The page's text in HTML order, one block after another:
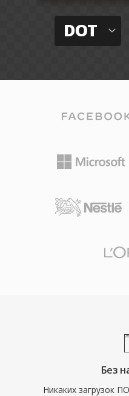
DOT
Без
Никаких загрузок